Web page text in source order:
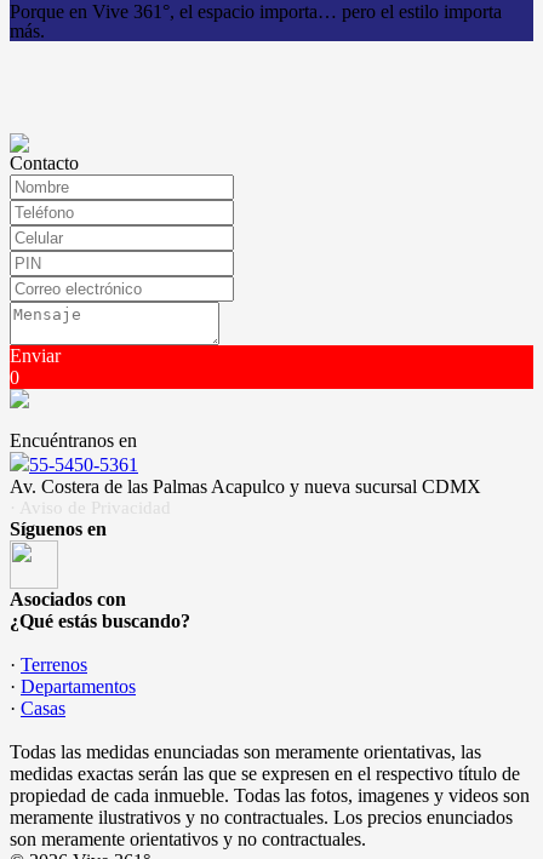
Porque en Vive 361°, el espacio importa… pero el estilo importa
más.
Contacto
Enviar
0
Encuéntranos en
55-5450-5361
Av. Costera de las Palmas Acapulco y nueva sucursal CDMX
· Aviso de Privacidad
Síguenos en
Asociados con
¿Qué estás buscando?
· Terrenos
· Departamentos
· Casas
Todas las medidas enunciadas son meramente orientativas, las
medidas exactas serán las que se expresen en el respectivo título de
propiedad de cada inmueble. Todas las fotos, imagenes y videos son
meramente ilustrativos y no contractuales. Los precios enunciados
son meramente orientativos y no contractuales.